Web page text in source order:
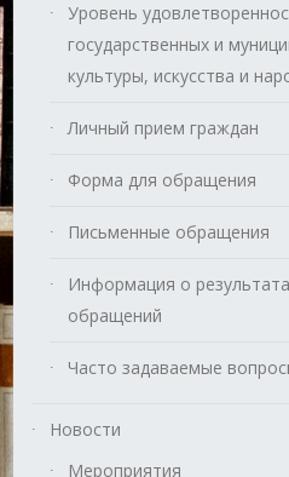
Уровень
государственных и
культуры, искусства и
Личный прием граждан
Форма для обращения
Письменные обращения
Информация о
обращений
Часто задаваемые
Новости
Мероприятия